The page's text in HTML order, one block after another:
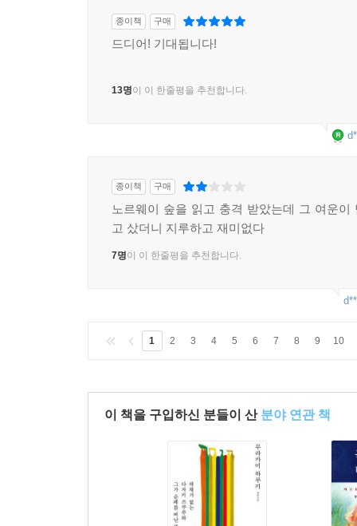
종이책 구매
드디어! 기대됩니다!
13명이 이 한줄평을 추천합니다.
종이책 구매
노르웨이 숲을 읽고 충격 받았는데 그 여운이
고 샀더니 지루하고 재미없다
7명이 이 한줄평을 추천합니다.
1 2 3 4 5 6 7 8 9 10
이 책을 구입하신 분들이 산 분야 연관 책